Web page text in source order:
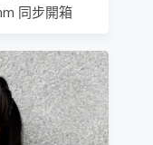
同步開箱